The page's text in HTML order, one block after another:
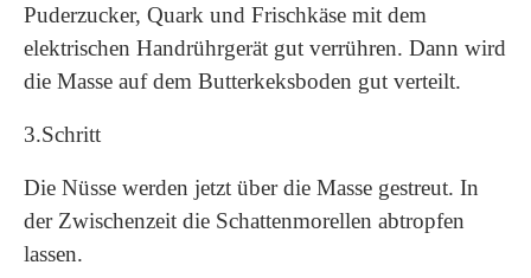
Puderzucker, Quark und Frischkäse mit dem
elektrischen Handrührgerät gut verrühren. Dann wird
die Masse auf dem Butterkeksboden gut verteilt.
3.Schritt
Die Nüsse werden jetzt über die Masse gestreut. In
der Zwischenzeit die Schattenmorellen abtropfen
lassen.